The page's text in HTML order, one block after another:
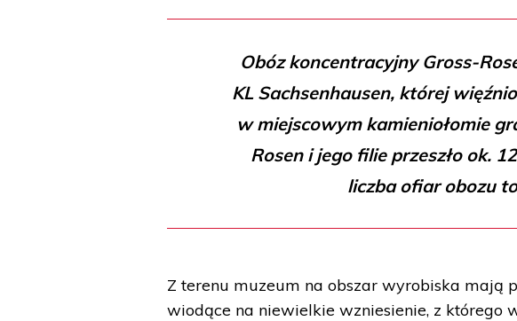
Obóz koncentracyjny Gross-
KL Sachsenhausen, której
w miejscowym kamieniołomie
Rosen i jego filie przeszło ok.
liczba ofiar obozu
Z terenu muzeum na obszar wyrobiska mają
wiodące na niewielkie wzniesienie, z którego